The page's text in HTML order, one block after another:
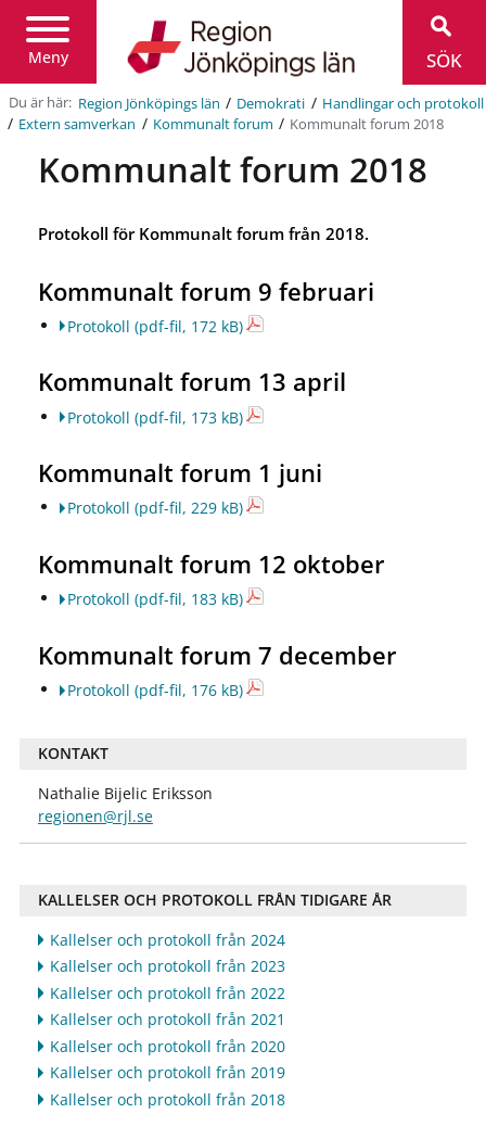
Meny
Jönköpings
län
SÖK
Du är här: Region Jönköpings län / Demokrati / Handlingar och protokoll
/ Extern samverkan / Kommunalt forum / Kommunalt forum 2018
Kommunalt forum 2018
Protokoll för Kommunalt forum från 2018.
Kommunalt forum 9 februari
Protokoll (pdf-fil, 172 kB)
Kommunalt forum 13 april
Protokoll (pdf-fil, 173 kB)
Kommunalt forum 1 juni
Protokoll (pdf-fil, 229 kB)
Kommunalt forum 12 oktober
Protokoll (pdf-fil, 183 kB)
Kommunalt forum 7 december
Protokoll (pdf-fil, 176 kB)
KONTAKT
Nathalie Bijelic Eriksson
regionen@rjl.se
KALLELSER OCH PROTOKOLL FRÅN TIDIGARE ÅR
Kallelser och protokoll från 2024
Kallelser och protokoll från 2023
Kallelser och protokoll från 2022
Kallelser och protokoll från 2021
Kallelser och protokoll från 2020
Kallelser och protokoll från 2019
Kallelser och protokoll från 2018